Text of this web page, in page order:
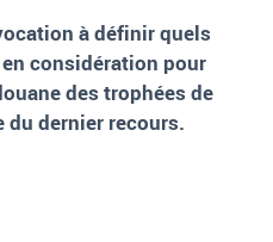
à définir quels
considération pour
des trophées de
du dernier recours.